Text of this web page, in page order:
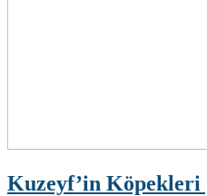
Kuzeyf’in